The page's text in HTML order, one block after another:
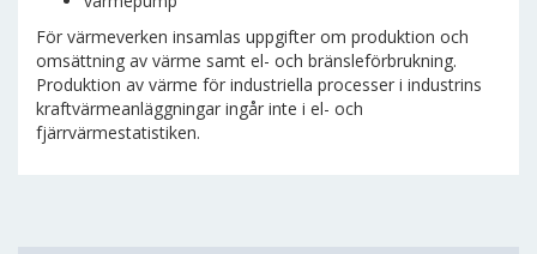
För värmeverken insamlas uppgifter om produktion och
omsättning av värme samt el- och bränsleförbrukning.
Produktion av värme för industriella processer i industrins
kraftvärmeanläggningar ingår inte i el- och
fjärrvärmestatistiken.